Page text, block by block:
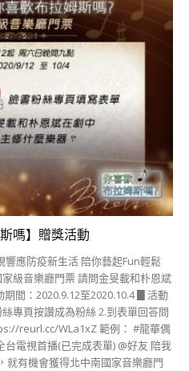
嗎】贈獎活動
應防疫新生活 陪你藝起Fun輕鬆
級音樂廳門票 請問金旻載和朴恩斌
間：2020.9.12至2020.10.4 ▊活動
專頁按讚成為粉絲 2.到表單回答問
reurl.cc/WLa1xZ 範例： #龍華偶
電視首播(已完成表單) @好友 陪我
就有機會獲得北中南國家音樂廳門